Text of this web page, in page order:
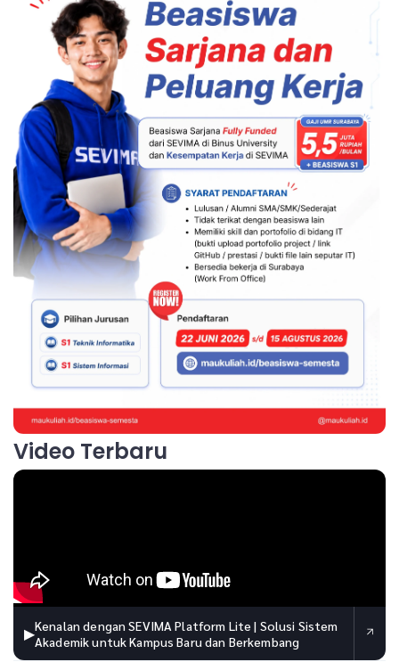
Video Terbaru
▶Kenalan dengan SEVIMA Platform Lite | Solusi Sistem
Akademik untuk Kampus Baru dan Berkembang